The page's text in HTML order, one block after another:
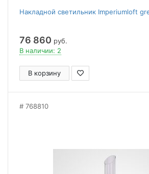
Накладной светильник Imperiumloft
76 860 руб.
В наличии: 2
В корзину
768810